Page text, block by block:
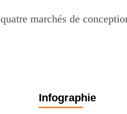
marchés de
Infographie